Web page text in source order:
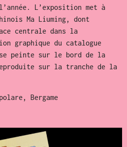
L’exposition met à
Ma Liuming, dont
centrale dans la
graphique du catalogue
peinte sur le bord de la
sur la tranche de la
Bergame